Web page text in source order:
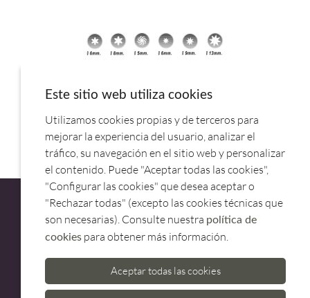
BOQUILLA SURTIDAS INOX (6PZ) 68999.LACOR
ATENCIÓN AL CLIENTE
973 500 580
Este sitio web utiliza cookies
Utilizamos cookies propias y de terceros para
mejorar la experiencia del usuario, analizar el
tráfico, su navegación en el sitio web y personalizar
el contenido. Puede "Aceptar todas las cookies",
"Configurar las cookies" que desea aceptar o
"Rechazar todas" (excepto las cookies técnicas que
son necesarias). Consulte nuestra política de
cookies para obtener más información.
Aceptar todas las cookies